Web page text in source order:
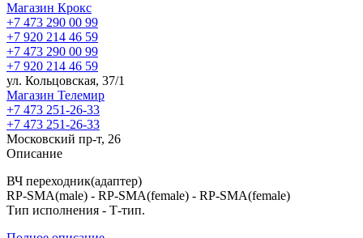
Магазин Крокс
+7 473 290 00 99
+7 920 214 46 59
+7 473 290 00 99
+7 920 214 46 59
ул. Кольцовская, 37/1
Магазин Телемир
+7 473 251-26-33
+7 473 251-26-33
Московский пр-т, 26
Описание
ВЧ переходник(адаптер)
RP-SMA(male) - RP-SMA(female) - RP-SMA(female)
Тип исполнения - Т-тип.